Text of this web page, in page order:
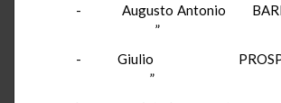
- Augusto Antonio
”
- Giulio
”